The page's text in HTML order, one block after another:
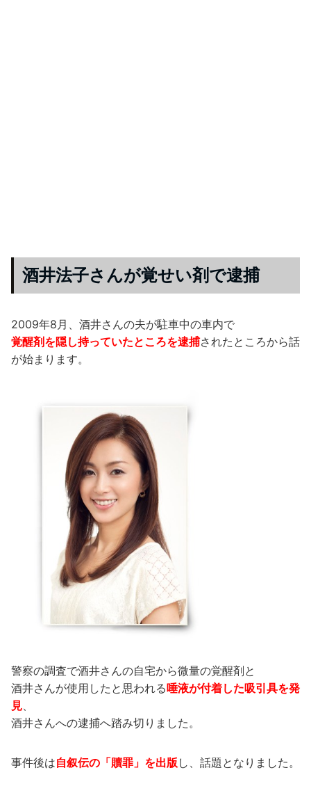
酒井法子さんが覚せい剤で逮捕
2009年8月、酒井さんの夫が駐車中の車内で
覚醒剤を隠し持っていたところを逮捕されたところから話
が始まります。
警察の調査で酒井さんの自宅から微量の覚醒剤と
酒井さんが使用したと思われる唾液が付着した吸引具を発
見
酒井さんへの逮捕へ踏み切りました。
事件後は自叙伝の「贖罪」を出版 し、話題となりました。